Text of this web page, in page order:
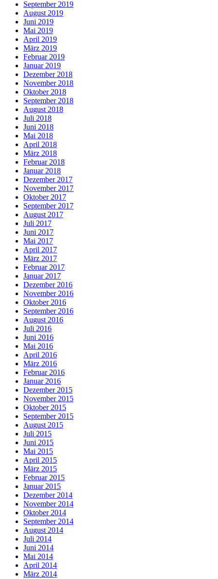
September 2019
August 2019
Juni 2019
Mai 2019
April 2019
März 2019
Februar 2019
Januar 2019
Dezember 2018
November 2018
Oktober 2018
September 2018
August 2018
Juli 2018
Juni 2018
Mai 2018
April 2018
März 2018
Februar 2018
Januar 2018
Dezember 2017
November 2017
Oktober 2017
September 2017
August 2017
Juli 2017
Juni 2017
Mai 2017
April 2017
März 2017
Februar 2017
Januar 2017
Dezember 2016
November 2016
Oktober 2016
September 2016
August 2016
Juli 2016
Juni 2016
Mai 2016
April 2016
März 2016
Februar 2016
Januar 2016
Dezember 2015
November 2015
Oktober 2015
September 2015
August 2015
Juli 2015
Juni 2015
Mai 2015
April 2015
März 2015
Februar 2015
Januar 2015
Dezember 2014
November 2014
Oktober 2014
September 2014
August 2014
Juli 2014
Juni 2014
Mai 2014
April 2014
März 2014